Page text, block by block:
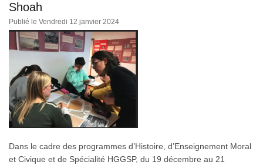
Shoah
Publié le Vendredi 12 janvier 2024
Dans le cadre des programmes d’Histoire, d’Enseignement Moral
et Civique et de Spécialité HGGSP, du 19 décembre au 21